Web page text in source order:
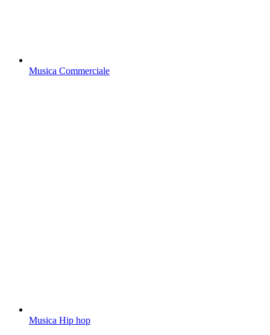
Musica Commerciale
Musica Hip hop